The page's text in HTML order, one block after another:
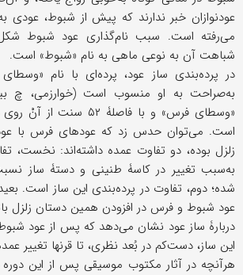
عودنوازان خبر ندارند که پیش از شبوط، عودی
می‌رفته است. سبب نام‌گذاری عود شبوط
شباهت آن به نوعی ماهی به نام «شبوط» است.
در پرده‌بندی ساز عود، پرده‌ای با نام
«وسطای فرس» و با فاصلۀ
است. می‌توان حدس زد که عودهای فرس با
زلزل بوده، دو تفاوت عمده داشته‌اند: نخست،
به‌سبب تغییر در کاسۀ طنینی و دستۀ ساز
شده؛ دوم، تفاوت در پرده‌بندی این ساز است.
عود شبوط و فرس در افزودن همین دستان زلزل
دربارۀ ساز عود نشان می‌دهد که پس از عود
این ساز، دست‌کم در بُعد نظری، تا قرنها تغییر
هرآنچه در آثار مکتوب موسیقی پس از این دوره